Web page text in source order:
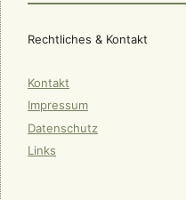
Rechtliches & Kontakt
Kontakt
Impressum
Datenschutz
Links